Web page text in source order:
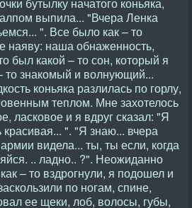
выпила... "Вчера Ленка
". Все было как – то
наяву: наша обнаженность,
был какой – то сон, который я
то знакомый и волнующий...
коньяка разлилась по горлу,
теплом. Мне захотелось
ласковое и я вдруг сказал: "Я
". "Я знаю... вчера
видела... ты, ты если, когда
.. ладно.. ?". Неожиданно
– то вздрогнули, я подошел и
по ногам, спине,
ее щеки, лоб, волосы, губы,